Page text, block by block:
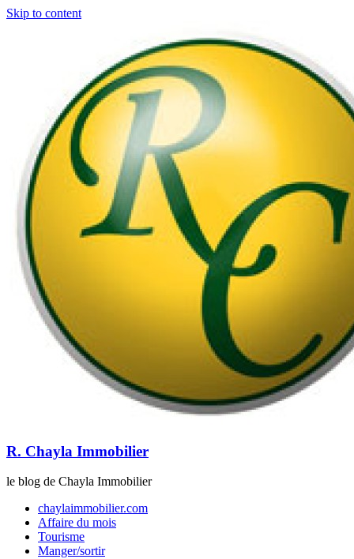
Skip to content
R. Chayla Immobilier
le blog de Chayla Immobilier
chaylaimmobilier.com
Affaire du mois
Tourisme
Manger/sortir